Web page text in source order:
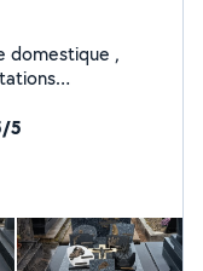
domestique ,
votre entière
5